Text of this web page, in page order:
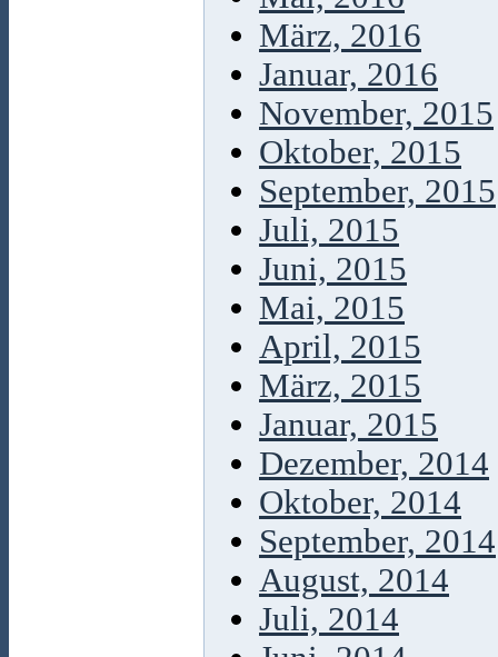
März, 2016
Januar, 2016
November, 2015
Oktober, 2015
September, 2015
Juli, 2015
Juni, 2015
Mai, 2015
April, 2015
März, 2015
Januar, 2015
Dezember, 2014
Oktober, 2014
September, 2014
August, 2014
Juli, 2014